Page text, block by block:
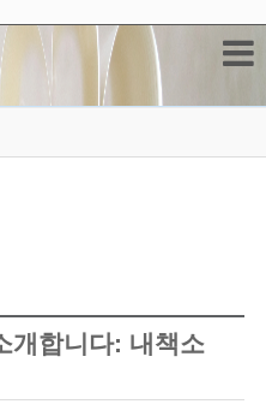
개합니다: 내책소